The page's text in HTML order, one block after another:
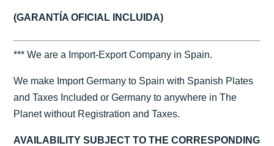
(GARANTÍA OFICIAL INCLUIDA)
*** We are a Import-Export Company in Spain.
We make Import Germany to Spain with Spanish Plates
and Taxes Included or Germany to anywhere in The
Planet without Registration and Taxes.
AVAILABILITY SUBJECT TO THE CORRESPONDING